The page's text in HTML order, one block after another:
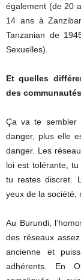
également (de 20
14 ans à
Tanzanian de
Sexuelles).
Et quelles
des
Ça va te sembler
danger, plus elle
danger. Les
loi est tolérante,
tu restes discret.
yeux de la société,
Au Burundi,
des réseaux
ancienne et
adhérents. En